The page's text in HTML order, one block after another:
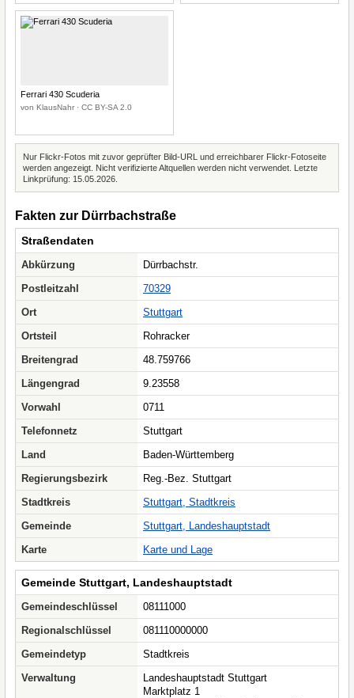
Ferrari 430 Scuderia
von KlausNahr · CC BY-SA 2.0
Nur Flickr-Fotos mit zuvor geprüfter Bild-URL und erreichbarer Flickr-Fotoseite
werden angezeigt. Nicht verifizierte Altquellen werden nicht verwendet. Letzte
Linkprüfung: 15.05.2026.
Fakten zur Dürrbachstraße
Straßendaten
Abkürzung
Dürrbachstr.
Postleitzahl
70329
Ort
Stuttgart
Ortsteil
Rohracker
Breitengrad
48.759766
Längengrad
9.23558
Vorwahl
0711
Telefonnetz
Stuttgart
Land
Baden-Württemberg
Regierungsbezirk
Reg.-Bez. Stuttgart
Stadtkreis
Stuttgart, Stadtkreis
Gemeinde
Stuttgart, Landeshauptstadt
Karte
Karte und Lage
Gemeinde Stuttgart, Landeshauptstadt
Gemeindeschlüssel
08111000
Regionalschlüssel
081110000000
Gemeindetyp
Stadtkreis
Verwaltung
Landeshauptstadt Stuttgart
Marktplatz 1